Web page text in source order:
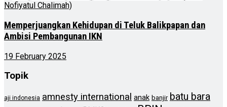
Memperjuangkan Kehidupan di Teluk Balikpapan dan
Ambisi Pembangunan IKN
19 February 2025
Topik
aji indonesia amnesty international anak banjir batu bara